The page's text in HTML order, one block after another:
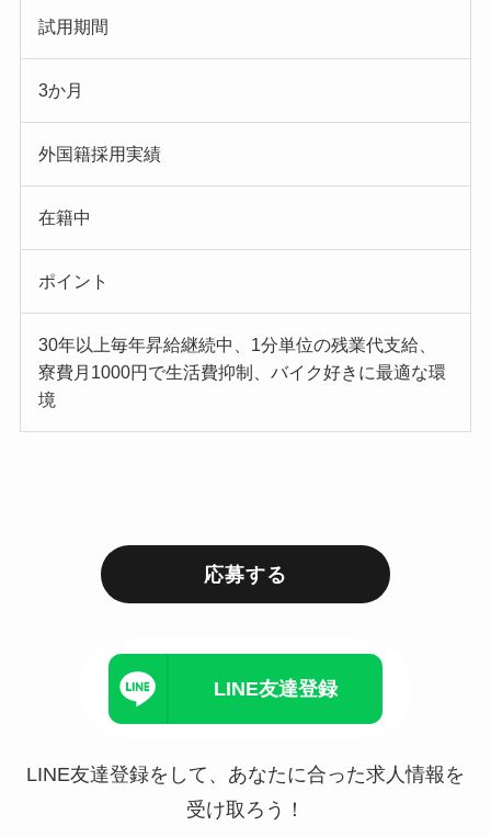
試用期間
3か月
外国籍採用実績
在籍中
ポイント
30年以上毎年昇給継続中、1分単位の残業代支給、
寮費月1000円で生活費抑制、バイク好きに最適な環
境
応募する
LINE友達登録
LINE友達登録をして、あなたに合った求人情報を
受け取ろう！